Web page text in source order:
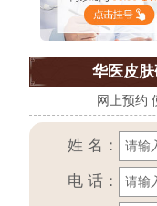
华医皮
网上预约
姓 名：
电 话：